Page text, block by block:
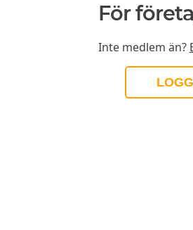
För
Inte medlem än?